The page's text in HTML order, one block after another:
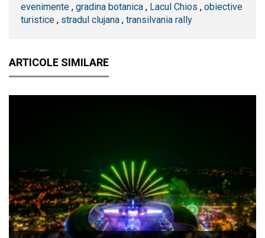
evenimente , gradina botanica , Lacul Chios , obiective
turistice , stradul clujana , transilvania rally
ARTICOLE SIMILARE